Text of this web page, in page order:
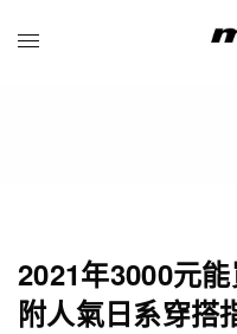
2021年3000元
附人氣日系穿搭